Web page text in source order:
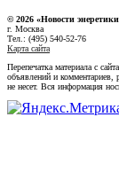
© 2026 «Новости
г. Москва
Тел.: (495) 540-52-76
Карта сайта
Перепечатка материала с
объявлений и комментариев,
не несет. Вся информация